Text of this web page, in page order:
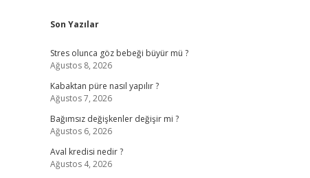
Sidebar
Son Yazılar
Stres olunca göz bebeği büyür mü ?
Ağustos 8, 2026
Kabaktan püre nasıl yapılır ?
Ağustos 7, 2026
Bağımsız değişkenler değişir mi ?
Ağustos 6, 2026
Aval kredisi nedir ?
Ağustos 4, 2026